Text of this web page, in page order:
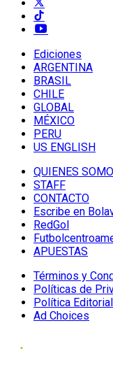
Ediciones
ARGENTINA
BRASIL
CHILE
GLOBAL
MÉXICO
PERU
US ENGLISH
QUIENES
STAFF
CONTACTO
Escribe en
RedGol
APUESTAS
Términos y
Políticas de
Política Editorial
Ad Choices